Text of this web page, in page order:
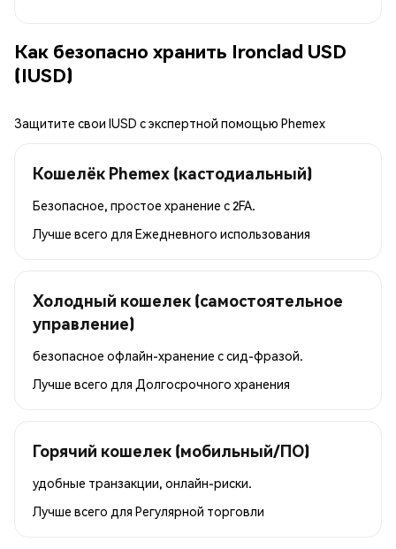
Как безопасно хранить Ironclad USD
(IUSD)
Защитите свои IUSD с экспертной помощью Phemex
Кошелёк Phemex (кастодиальный)
Безопасное, простое хранение с 2FA.
Лучше всего для Ежедневного использования
Холодный кошелек (самостоятельное
управление)
безопасное офлайн-хранение с сид-фразой.
Лучше всего для Долгосрочного хранения
Горячий кошелек (мобильный/ПО)
удобные транзакции, онлайн-риски.
Лучше всего для Регулярной торговли